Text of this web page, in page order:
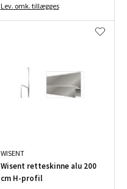
Lev. omk. tillægges
WISENT
Wisent retteskinne alu 200
cm H-profil